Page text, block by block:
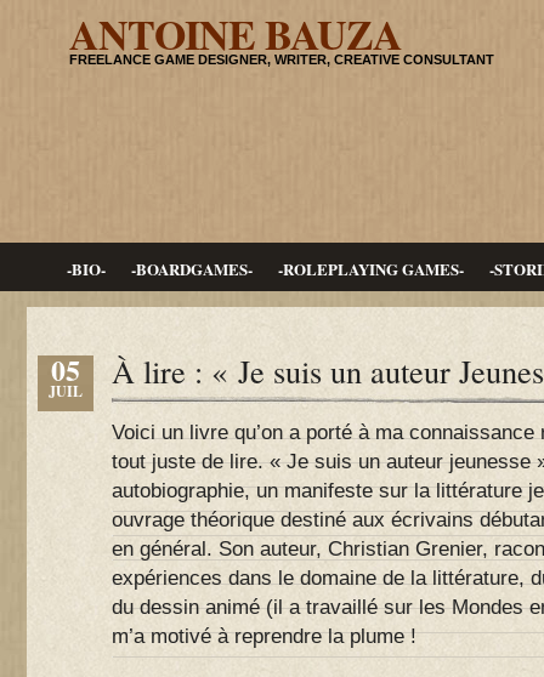
ANTOINE BAUZA
FREELANCE GAME DESIGNER, WRITER, CREATIVE CONSULTANT
-BIO- -BOARDGAMES- -ROLEPLAYING GAMES- -
05
JUIL À lire : « Je suis un auteur
Voici un livre qu’on a porté à ma
tout juste de lire. « Je suis un auteur jeunesse
autobiographie, un manifeste sur la littérature
ouvrage théorique destiné aux écrivains
en général. Son auteur, Christian Grenier,
expériences dans le domaine de la littérature,
du dessin animé (il a travaillé sur les Mondes
m’a motivé à reprendre la plume !